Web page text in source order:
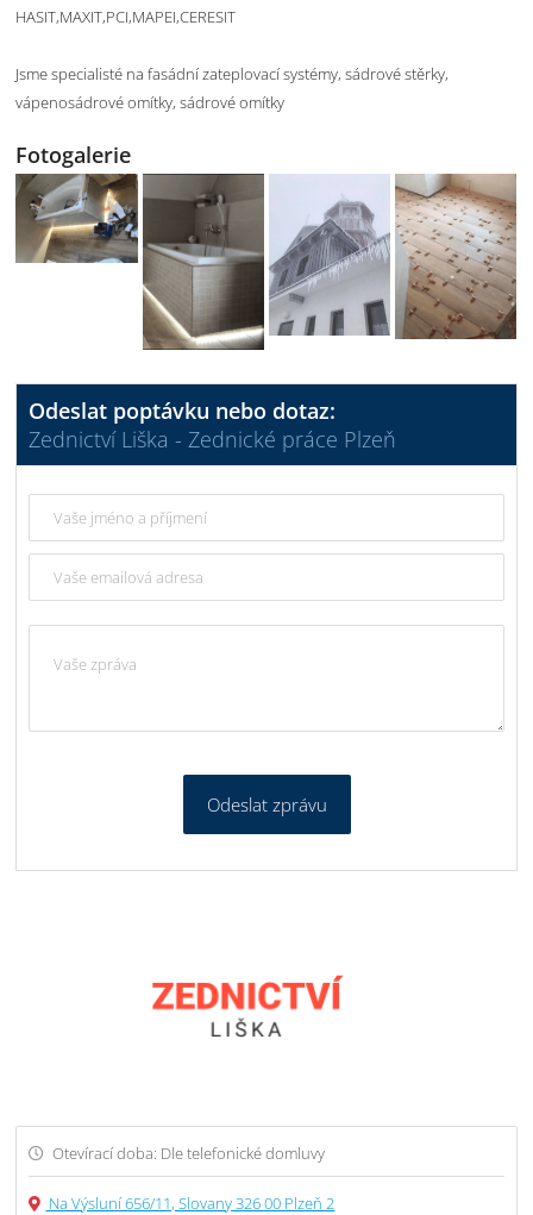
HASIT,MAXIT,PCI,MAPEI,CERESIT
Jsme specialisté na fasádní zateplovací systémy, sádrové stěrky,
vápenosádrové omítky, sádrové omítky
Fotogalerie
Odeslat poptávku nebo dotaz:
Zednictví Liška - Zednické práce Plzeň
Odeslat zprávu
Otevírací doba: Dle telefonické domluvy
Na Výsluní 656/11, Slovany 326 00 Plzeň 2